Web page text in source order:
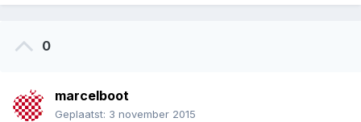
0
marcelboot
Geplaatst: 3 november 2015